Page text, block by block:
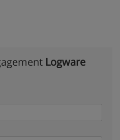
Logware